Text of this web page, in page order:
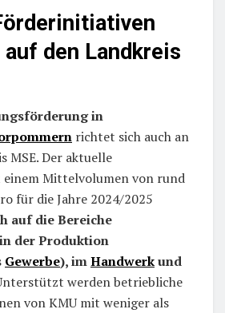
den Landkreis
in
richtet sich auch an
MSE. Der aktuelle
Mittelvolumen von rund
für die Jahre 2024/2025
auf die Bereiche
der Produktion
Gewerbe), imHandwerkund
werden betriebliche
von KMU mit weniger als